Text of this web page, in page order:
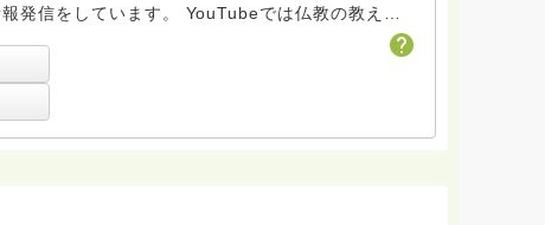
。 YouTubeでは仏教の教えや
生活が分かる動画を配信しています。（リンクは↓